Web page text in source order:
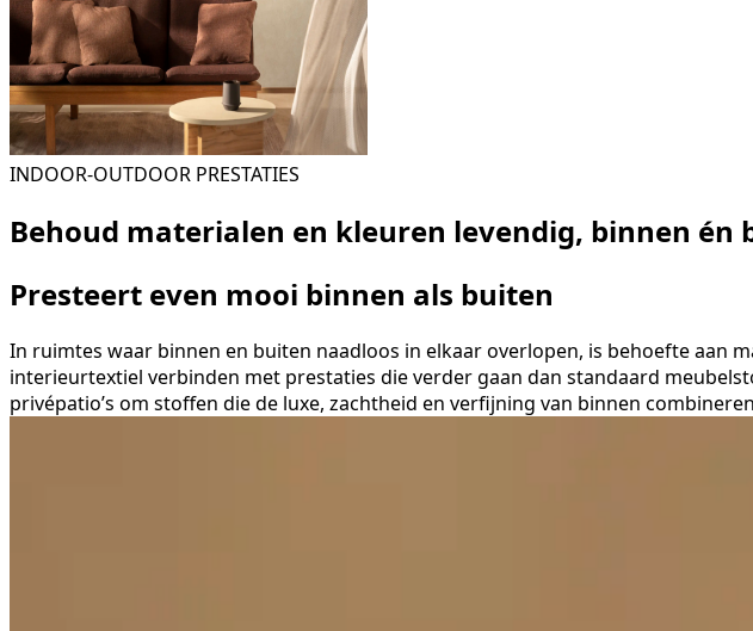
INDOOR-OUTDOOR PRESTATIES
Behoud materialen en kleuren levendig, binnen én
Presteert even mooi binnen als buiten
In ruimtes waar binnen en buiten naadloos in elkaar overlopen, is behoefte aan
interieurtextiel verbinden met prestaties die verder gaan dan standaard
privépatio’s om stoffen die de luxe, zachtheid en verfijning van binnen